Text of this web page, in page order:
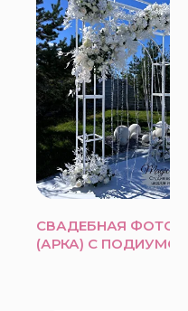
СВАДЕБНАЯ
(АРКА) С ПОДИУМО